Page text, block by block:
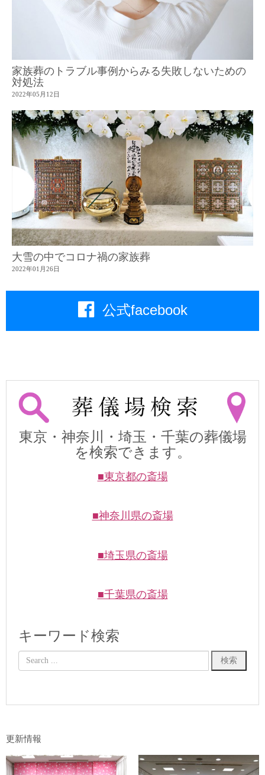
家族葬のトラブル事例からみる失敗しないための
対処法
2022年05月12日
大雪の中でコロナ禍の家族葬
2022年01月26日
公式facebook
東京・神奈川・埼玉・千葉の葬儀場
を検索できます。
■東京都の斎場
■神奈川県の斎場
■埼玉県の斎場
■千葉県の斎場
キーワード検索
更新情報